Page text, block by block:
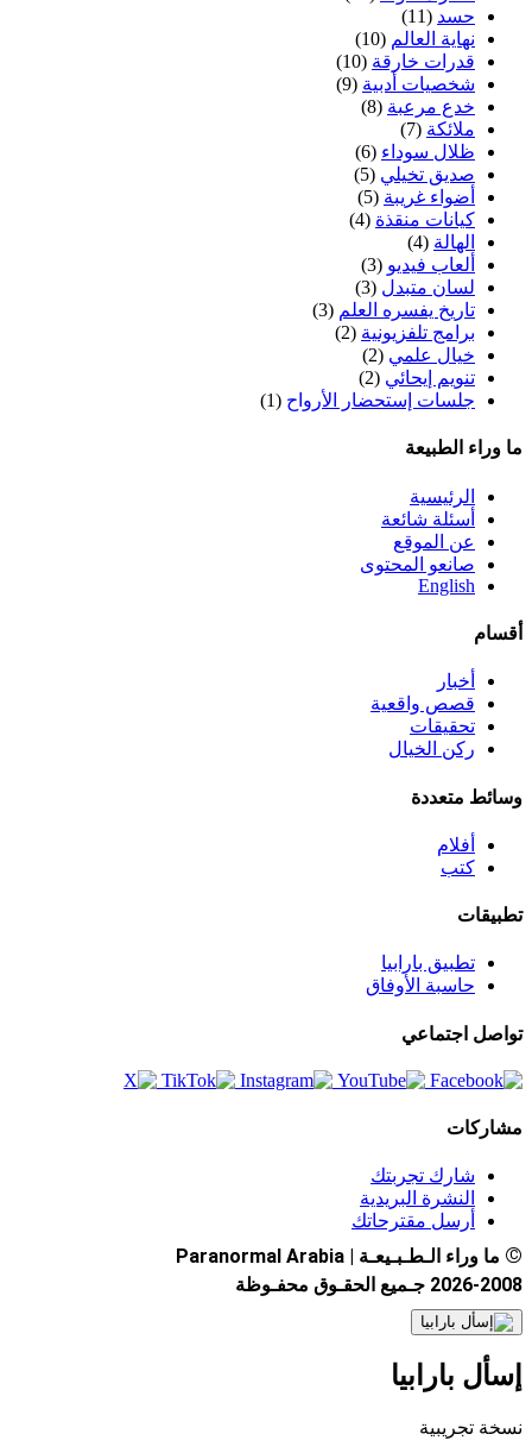
حسد (11)
نهاية العالم (10)
قدرات خارقة (10)
شخصيات أدبية (9)
خدع مرعبة (8)
ملائكة (7)
ظلال سوداء (6)
صديق تخيلي (5)
أضواء غريبة (5)
كيانات منقذة (4)
الهالة (4)
ألعاب فيديو (3)
لسان متبدل (3)
تاريخ يفسره العلم (3)
برامج تلفزيونية (2)
خيال علمي (2)
تنويم إيحائي (2)
جلسات إستحضار الأرواح (1)
ما وراء الطبيعة
الرئيسية
أسئلة شائعة
عن الموقع
صانعو المحتوى
English
أقسام
أخبار
قصص واقعية
تحقيقات
ركن الخيال
وسائط متعددة
أفلام
كتب
تطبيقات
تطبيق بارابيا
حاسبة الأوفاق
تواصل اجتماعي
مشاركات
شارك تجربتك
النشرة البريدية
أرسل مقترحاتك
© ما وراء الـطـبـيعـة | Paranormal Arabia
2026-2008 جـميع الحقـوق محفـوظة
إسأل بارابيا
نسخة تجريبية